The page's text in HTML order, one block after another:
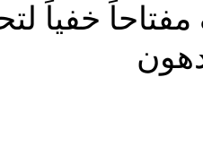
خفياً